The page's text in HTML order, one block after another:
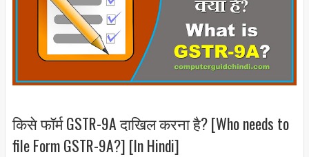
किसे फॉर्म GSTR-9A दाखिल करना है? [Who needs to
file Form GSTR-9A?] [In Hindi]